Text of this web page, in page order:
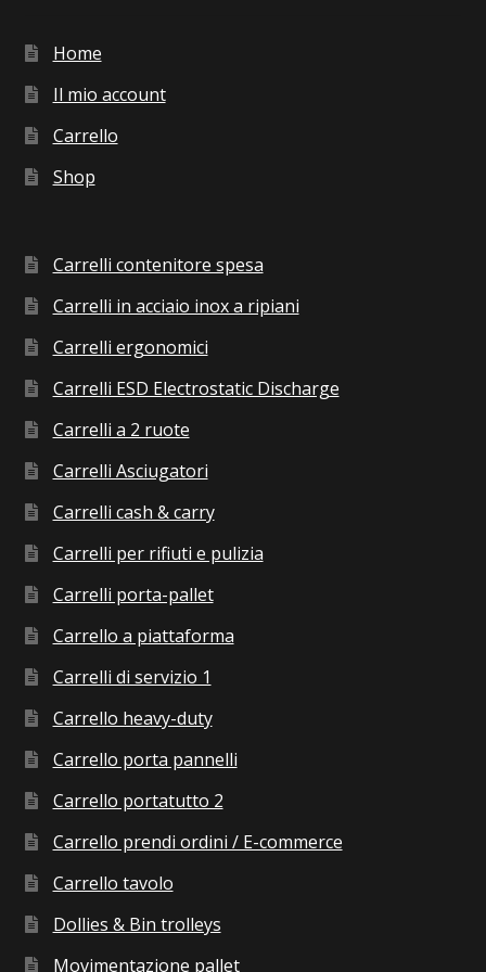
Home
Il mio account
Carrello
Shop
Carrelli contenitore spesa
Carrelli in acciaio inox a ripiani
Carrelli ergonomici
Carrelli ESD Electrostatic Discharge
Carrelli a 2 ruote
Carrelli Asciugatori
Carrelli cash & carry
Carrelli per rifiuti e pulizia
Carrelli porta-pallet
Carrello a piattaforma
Carrelli di servizio 1
Carrello heavy-duty
Carrello porta pannelli
Carrello portatutto 2
Carrello prendi ordini / E-commerce
Carrello tavolo
Dollies & Bin trolleys
Movimentazione pallet